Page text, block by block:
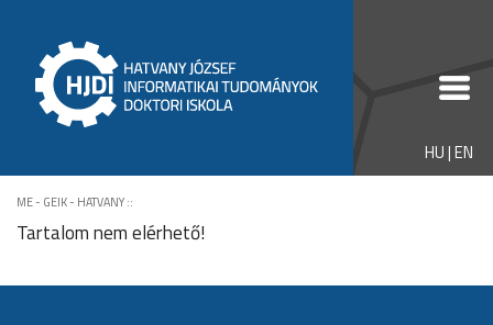
HU|EN
ME - GEIK - HATVANY::
Tartalom nem elérhető!